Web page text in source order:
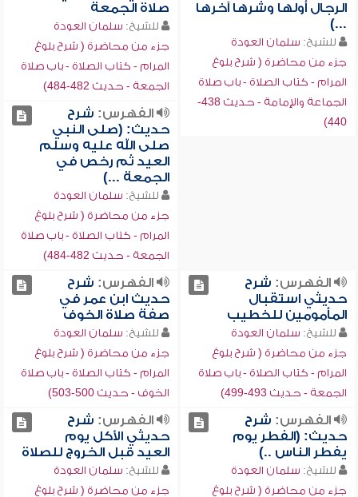
الرجال أولها وشرها آخرها
...)
للشيخ: سلمان العودة
جزء من محاضرة ( شرح بلوغ
المرام - كتاب الصلاة - باب صلاة
الجماعة والإمامة - حديث 438-
440)
صلاة الجمعة
للشيخ: سلمان العودة
جزء من محاضرة ( شرح بلوغ
المرام - كتاب الصلاة - باب صلاة
الجمعة - حديث 482-484)
الفهرس: شرح
حديث: (صلى النبي
صلى الله عليه وسلم
العيد ثم رخص في
الجمعة ...)
للشيخ: سلمان العودة
جزء من محاضرة ( شرح بلوغ
المرام - كتاب الصلاة - باب صلاة
الجمعة - حديث 482-484)
الفهرس: شرح
حديثي استقبال
المأمومين للخطيب
للشيخ: سلمان العودة
جزء من محاضرة ( شرح بلوغ
المرام - كتاب الصلاة - باب صلاة
الجمعة - حديث 493-499)
الفهرس: شرح
حديث ابن عمر في
صفة صلاة الخوف
للشيخ: سلمان العودة
جزء من محاضرة ( شرح بلوغ
المرام - كتاب الصلاة - باب صلاة
الخوف - حديث 500-503)
الفهرس: شرح
حديث: (الفطر يوم
يفطر الناس ..)
للشيخ: سلمان العودة
جزء من محاضرة ( شرح بلوغ
الفهرس: شرح
حديثي الأكل يوم
العيد قبل الخروج للصلاة
للشيخ: سلمان العودة
جزء من محاضرة ( شرح بلوغ